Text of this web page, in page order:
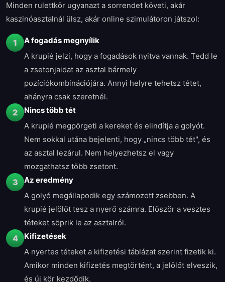
Minden rulettkör ugyanazt a sorrendet követi, akár
kaszinóasztalnál ülsz, akár online szimulátoron játszol:
1
A fogadás megnyílik
A krupié jelzi, hogy a fogadások nyitva vannak. Tedd le
a zsetonjaidat az asztal bármely
pozíciókombinációjára. Annyi helyre tehetsz tétet,
ahányra csak szeretnél.
2
Nincs több tét
A krupié megpörgeti a kereket és elindítja a golyót.
Nem sokkal utána bejelenti, hogy „nincs több tét", és
az asztal lezárul. Nem helyezhetsz el vagy
mozgathatsz több zsetont.
3
Az eredmény
A golyó megállapodik egy számozott zsebben. A
krupié jelölőt tesz a nyerő számra. Először a vesztes
téteket söprik le az asztalról.
4
Kifizetések
A nyertes téteket a kifizetési táblázat szerint fizetik ki.
Amikor minden kifizetés megtörtént, a jelölőt elveszik,
és új kör kezdődik.